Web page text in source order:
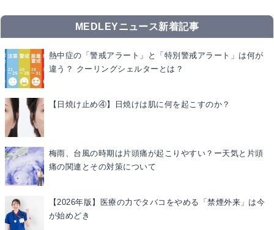
MEDLEYニュース新着記事
熱中症の「警戒アラート」と「特別警戒アラート」は何が
違う？ クーリングシェルターとは？
【日焼け止め④】日焼けは肌に何を起こすのか？
梅雨、台風の時期は片頭痛が起こりやすい？ー天気と片頭
痛の関連とその対策について
【2026年版】医療の力でタバコをやめる「禁煙外来」は今
が始めどき